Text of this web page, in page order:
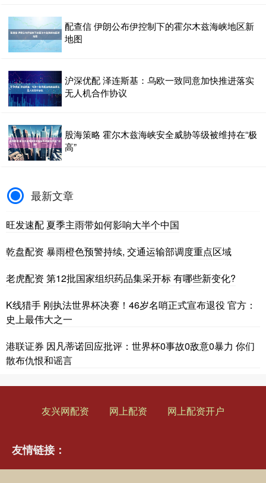
配查信 伊朗公布伊控制下的霍尔木兹海峡地区新
地图
沪深优配 泽连斯基：乌欧一致同意加快推进落实
无人机合作协议
股海策略 霍尔木兹海峡安全威胁等级被维持在“极
高”
最新文章
旺发速配 夏季主雨带如何影响大半个中国
乾盘配资 暴雨橙色预警持续, 交通运输部调度重点区域
老虎配资 第12批国家组织药品集采开标 有哪些新变化?
K线猎手 刚执法世界杯决赛！46岁名哨正式宣布退役 官方：
史上最伟大之一
港联证券 因凡蒂诺回应批评：世界杯0事故0敌意0暴力 你们
散布仇恨和谣言
友兴网配资 网上配资 网上配资开户
友情链接：